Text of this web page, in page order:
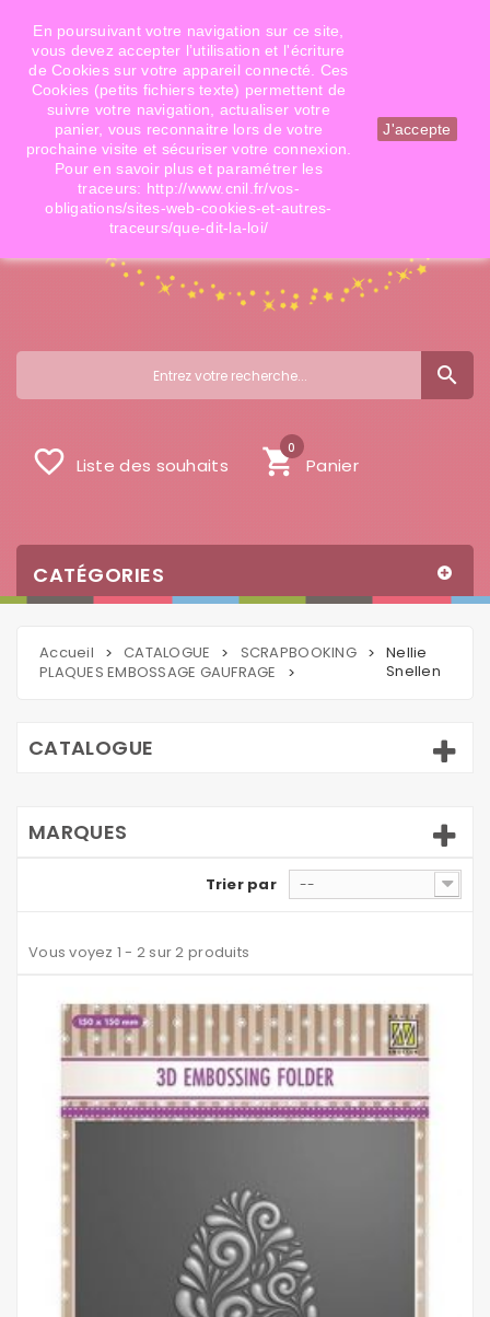
Téléphone: 06 09 14 02 79 Email: info@doigtsdefees.com
Mon compte
search
shopping_cart Panier
0
favorite_border Liste des souhaits
CATÉGORIES
Accueil > CATALOGUE > SCRAPBOOKING >
PLAQUES EMBOSSAGE GAUFRAGE
>
Nellie
Snellen
CATALOGUE
MARQUES
Trier par --
Vous voyez 1 - 2 sur 2 produits
En poursuivant votre navigation sur ce site,
vous devez accepter l’utilisation et l'écriture
de Cookies sur votre appareil connecté. Ces
Cookies (petits fichiers texte) permettent de
suivre votre navigation, actualiser votre
panier, vous reconnaitre lors de votre
prochaine visite et sécuriser votre connexion.
Pour en savoir plus et paramétrer les
traceurs: http://www.cnil.fr/vos-
obligations/sites-web-cookies-et-autres-
traceurs/que-dit-la-loi/
J'accepte